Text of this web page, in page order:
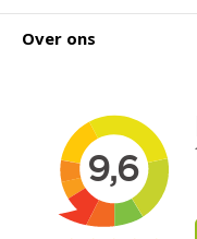
Over ons